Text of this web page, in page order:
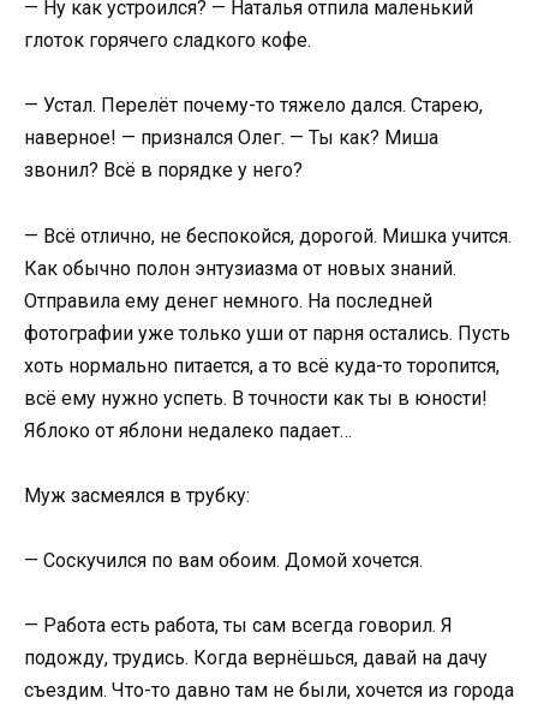
— Ну как устроился? — Наталья отпила маленький
глоток горячего сладкого кофе.
— Устал. Перелёт почему-то тяжело дался. Старею,
наверное! — признался Олег. — Ты как? Миша
звонил? Всё в порядке у него?
— Всё отлично, не беспокойся, дорогой. Мишка учится.
Как обычно полон энтузиазма от новых знаний.
Отправила ему денег немного. На последней
фотографии уже только уши от парня остались. Пусть
хоть нормально питается, а то всё куда-то торопится,
всё ему нужно успеть. В точности как ты в юности!
Яблоко от яблони недалеко падает…
Муж засмеялся в трубку:
— Соскучился по вам обоим. Домой хочется.
— Работа есть работа, ты сам всегда говорил. Я
подожду, трудись. Когда вернёшься, давай на дачу
съездим. Что-то давно там не были, хочется из города